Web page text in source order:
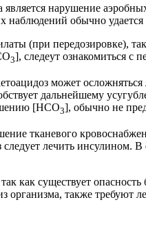
нарушение
обычно удается
(при передозировке),
3], следеут ознакомиться с
может
дальнейшему
[НСО3], обычно не
тканевого
лечить инсулином.
как существует
организма, также требуют